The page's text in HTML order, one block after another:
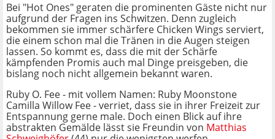
Bei "Hot Ones" geraten die prominenten Gäste nicht nur
aufgrund der Fragen ins Schwitzen. Denn zugleich
bekommen sie immer schärfere Chicken Wings serviert,
die einem schon mal die Tränen in die Augen steigen
lassen. So kommt es, dass die mit der Schärfe
kämpfenden Promis auch mal Dinge preisgeben, die
bislang noch nicht allgemein bekannt waren.
Ruby O. Fee - mit vollem Namen: Ruby Moonstone
Camilla Willow Fee - verriet, dass sie in ihrer Freizeit zur
Entspannung gerne male. Doch einen Blick auf ihre
abstrakten Gemälde lässt sie Freundin von Matthias